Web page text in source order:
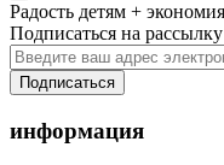
Радость детям +
Подписаться на рассылку
Подписаться
информация